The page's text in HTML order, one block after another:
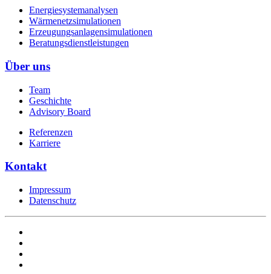
Energiesystemanalysen
Wärmenetzsimulationen
Erzeugungsanlagensimulationen
Beratungsdienstleistungen
Über uns
Team
Geschichte
Advisory Board
Referenzen
Karriere
Kontakt
Impressum
Datenschutz